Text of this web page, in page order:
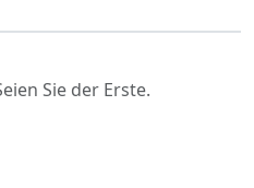
Sie der Erste.